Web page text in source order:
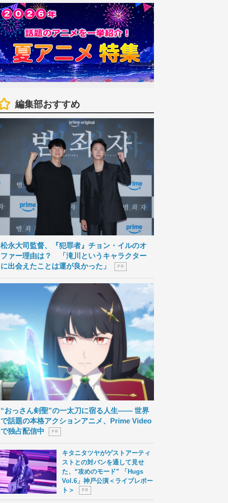
編集部おすすめ
松永大司監督、『犯罪者』チョン・イルのオ
ファー理由は？ 「滝川というキャラクター
に出会えたことは運が良かった」
P R
“おっさん剣聖”の一太刀に宿る人生―― 世界
で話題の本格アクションアニメ、Prime Video
で独占配信中
P R
キタニタツヤがゲストアーティ
ストとの対バンを通して見せ
た、“攻めのモード” 「Hugs
Vol.6」神戸公演＜ライブレポー
ト＞
P R